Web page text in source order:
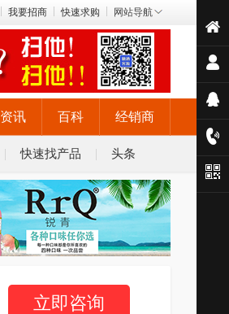
我要招商 快速求购 网站导航
资讯 百科 经销商
快速找产品 头条
立即咨询